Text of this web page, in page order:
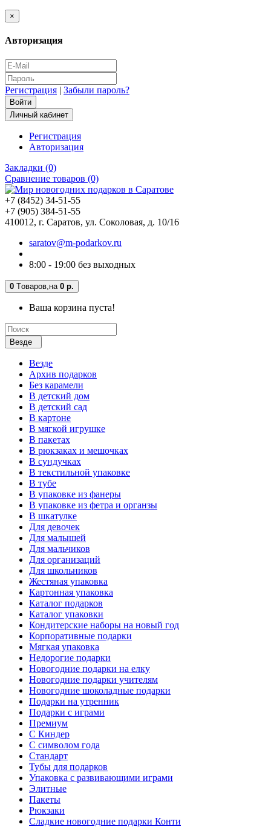
×
Авторизация
Регистрация | Забыли пароль?
Личный кабинет
Регистрация
Авторизация
Закладки (0)
Сравнение товаров (0)
+7 (8452) 34-51-55
+7 (905) 384-51-55
410012, г. Саратов, ул. Соколовая, д. 10/16
saratov@m-podarkov.ru
8:00 - 19:00 без выходных
0 Tоваров, на 0 р.
Ваша корзина пуста!
Везде
Везде
Архив подарков
Без карамели
В детский дом
В детский сад
В картоне
В мягкой игрушке
В пакетах
В рюкзаках и мешочках
В сундучках
В текстильной упаковке
В тубе
В упаковке из фанеры
В упаковке из фетра и органзы
В шкатулке
Для девочек
Для малышей
Для мальчиков
Для организаций
Для школьников
Жестяная упаковка
Картонная упаковка
Каталог подарков
Каталог упаковки
Кондитерские наборы на новый год
Корпоративные подарки
Мягкая упаковка
Недорогие подарки
Новогодние подарки на елку
Новогодние подарки учителям
Новогодние шоколадные подарки
Подарки на утренник
Подарки с играми
Премиум
С Киндер
С символом года
Стандарт
Тубы для подарков
Упаковка с развивающими играми
Элитные
Пакеты
Рюкзаки
Сладкие новогодние подарки Конти